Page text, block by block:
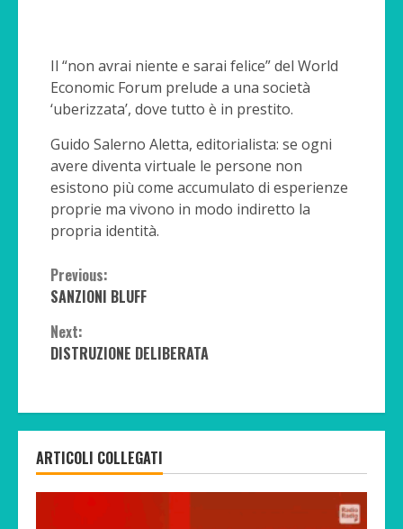
Il “non avrai niente e sarai felice” del World
Economic Forum prelude a una società
‘uberizzata’, dove tutto è in prestito.
Guido Salerno Aletta, editorialista: se ogni
avere diventa virtuale le persone non
esistono più come accumulato di esperienze
proprie ma vivono in modo indiretto la
propria identità.
Continue
Reading
Previous:
SANZIONI BLUFF
Next:
DISTRUZIONE DELIBERATA
ARTICOLI COLLEGATI